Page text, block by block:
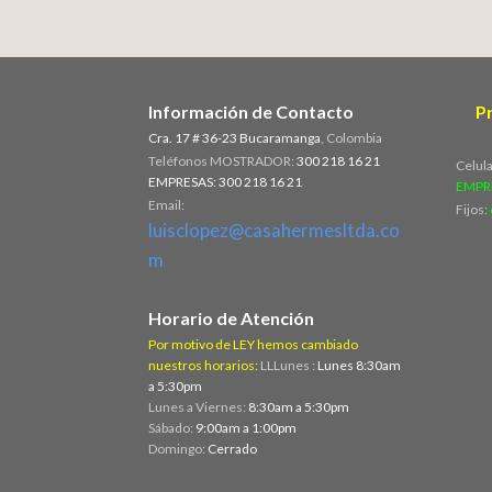
Información de Contacto
Cra. 17 # 36-23 Bucaramanga, Colombia
Teléfonos MOSTRADOR: 300 218 16 21
EMPRESAS: 300 218 16 21
Email:
luisclopez@casahermesltda.co
m
Horario de Atención
Por motivo de LEY hemos cambiado
nuestros horarios: LLLunes : Lunes 8:30am
a 5:30pm
Lunes a Viernes: 8:30am a 5:30pm
Sábado: 9:00am a 1:00pm
Domingo: Cerrado
Fijos: